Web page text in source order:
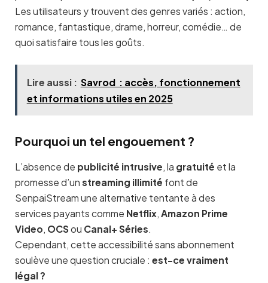
Les utilisateurs y trouvent des genres variés : action,
romance, fantastique, drame, horreur, comédie… de
quoi satisfaire tous les goûts.
Lire aussi : Savrod : accès, fonctionnement
et informations utiles en 2025
Pourquoi un tel engouement ?
L’absence de publicité intrusive , la gratuité et la
promesse d’un streaming illimité font de
SenpaiStream une alternative tentante à des
services payants comme Netflix Amazon Prime
Video OCS ou Canal+ Séries
Cependant, cette accessibilité sans abonnement
soulève une question cruciale : est-ce vraiment
légal ?